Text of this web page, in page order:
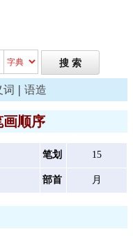
词 | 语造
画顺序
笔划 15
部首 月